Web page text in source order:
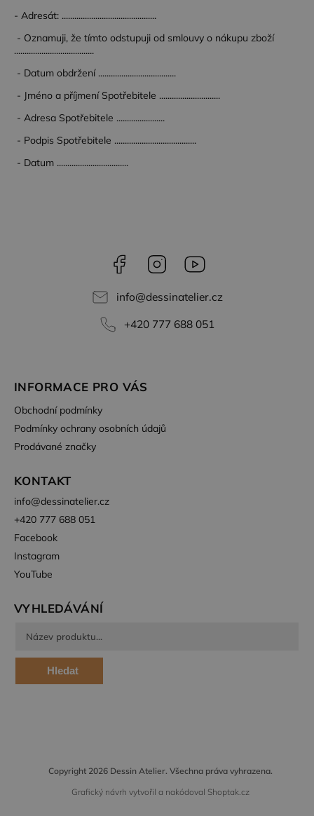
- Adresát: .............................................
- Oznamuji, že tímto odstupuji od smlouvy o nákupu zboží
......................................
- Datum obdržení .....................................
- Jméno a příjmení Spotřebitele .............................
- Adresa Spotřebitele .......................
- Podpis Spotřebitele .......................................
- Datum ..................................
Facebook Instagram
info@dessinatelier.cz
+420 777 688 051
INFORMACE PRO VÁS
Obchodní podmínky
Podmínky ochrany osobních údajů
Prodávané značky
KONTAKT
info@dessinatelier.cz
+420 777 688 051
Facebook
Instagram
YouTube
VYHLEDÁVÁNÍ
Hledat
Copyright 2026 Dessin Atelier. Všechna práva vyhrazena.
Grafický návrh vytvořil a nakódoval Shoptak.cz